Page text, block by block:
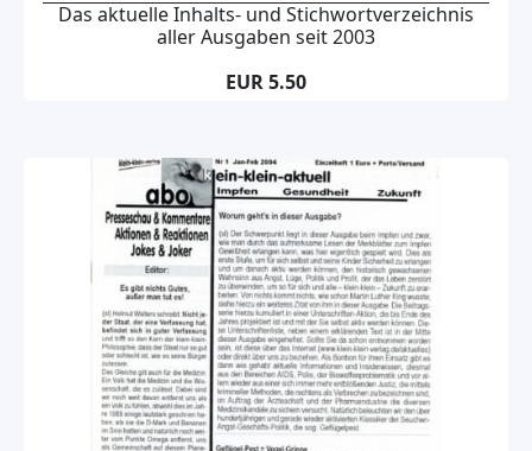
Das aktuelle Inhalts- und Stichwortverzeichnis
aller Ausgaben seit 2003
EUR 5.50